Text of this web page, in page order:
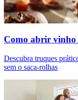
Como abrir vinho
Descubra truques
sem o saca-rolhas